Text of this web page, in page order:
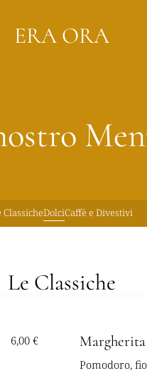
ERA ORA
ClassicheDolciCaffè e Divestivi
Le Classiche
6,00 € Margherita
Pomodoro,